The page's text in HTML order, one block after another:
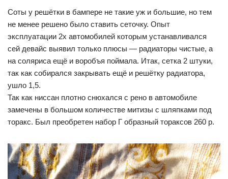
Соты у решётки в бампере не такие уж и большие, но тем
не менее решено было ставить сеточку. Опыт
эксплуатации 2х автомобилей которым устанавливался
сей девайс выявил только плюсы — радиаторы чистые, а
на соляриса ещё и воробъя поймала. Итак, сетка 2 штуки,
так как собирался закрывать ещё и решётку радиатора,
ушло 1,5.
Так как ниссан плотно снюхался с рено в автомобиле
замечены в большом количестве митизы с шляпками под
торакс. Был преобретен набор Г образный тораксов 260 р.